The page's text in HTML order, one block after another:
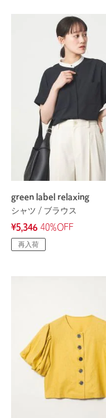
green label relaxing
シャツ / ブラウス
¥5,346 40%OFF
再入荷